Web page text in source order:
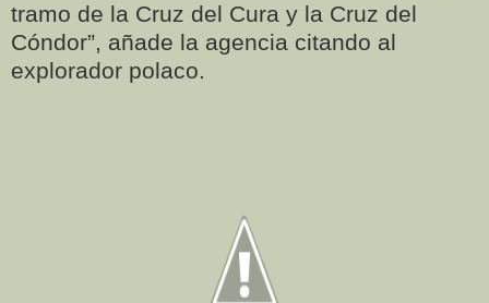
tramo de la Cruz del Cura y la Cruz del
Cóndor”, añade la agencia citando al
explorador polaco.